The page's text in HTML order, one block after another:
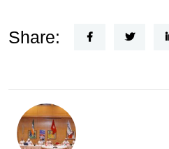
Horizon
la
Share: